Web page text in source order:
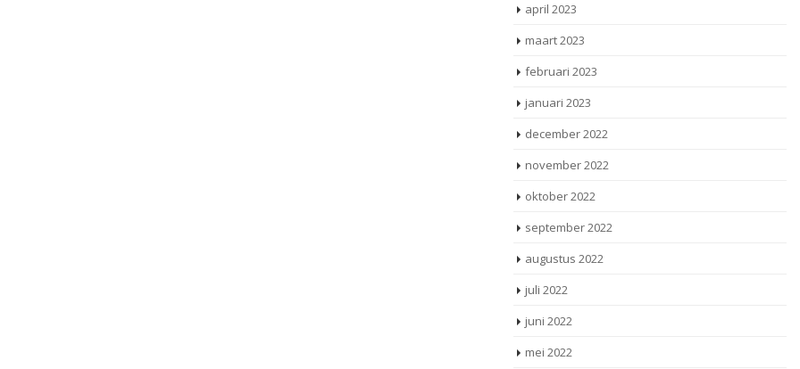
april 2023
maart 2023
februari 2023
januari 2023
december 2022
november 2022
oktober 2022
september 2022
augustus 2022
juli 2022
juni 2022
mei 2022